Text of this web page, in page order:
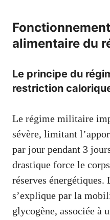
alimentaire du
Le principe du
restriction
Le régime militaire
sévère, limitant
par jour pendant 3
drastique force le
réserves énergétiques.
s’explique par la
glycogène, associée à